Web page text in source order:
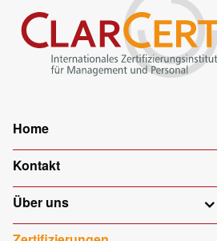
Home
Kontakt
Über uns